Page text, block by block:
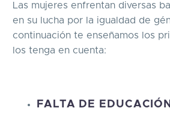
Las mujeres enfrentan diversas
en su lucha por la igualdad de
continuación te enseñamos los
los tenga en cuenta:
FALTA DE EDUCACIÓN